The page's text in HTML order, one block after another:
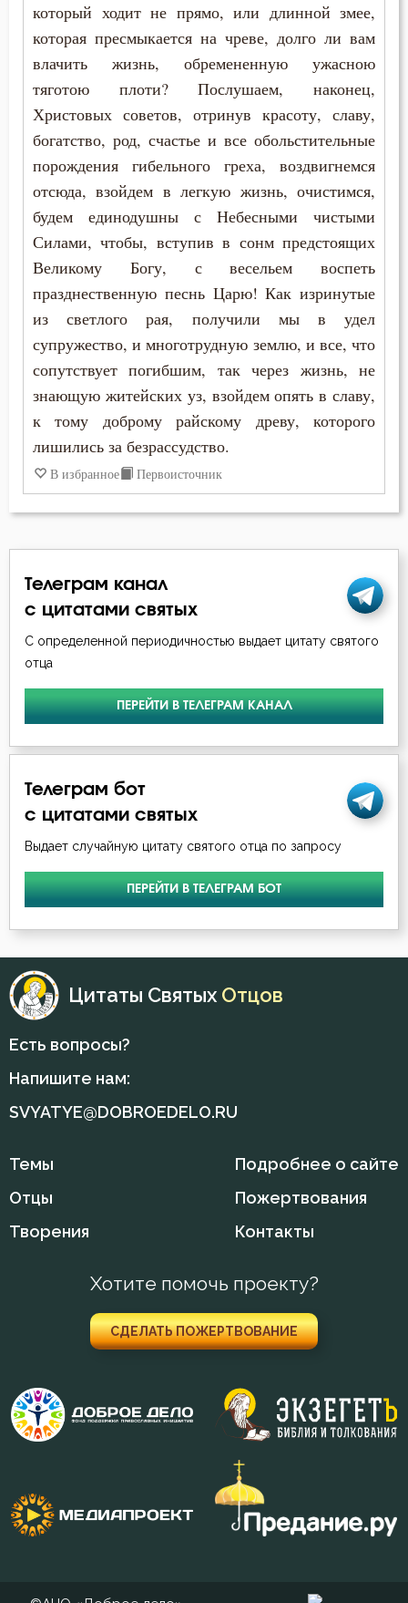
Любовь
Любомудрие
Месть
Милостыня
Мир
Молитва
Молчание
Монастырь
Монах
Мученичество
Надежда
Наслаждение
Насмешка
Ненависть
Обида
Оскорбление
Очищение
Падение
Память
Печаль по Богу
Плоть
Подвиг
Подвижничество
Подготовка к смерти
Познание себя
Помощь Божия
Пост
Прелюбодеяние
который ходит не прямо, или длинной змее,
которая пресмыкается на чреве, долго ли вам
влачить жизнь, обремененную ужасною
тяготою плоти? Послушаем, наконец,
Христовых советов, отринув красоту, славу,
богатство, род, счастье и все обольстительные
порождения гибельного греха, воздвигнемся
отсюда, взойдем в легкую жизнь, очистимся,
будем единодушны с Небесными чистыми
Силами, чтобы, вступив в сонм предстоящих
Великому Богу, с весельем воспеть
празднественную песнь Царю! Как изринутые
из светлого рая, получили мы в удел
супружество, и многотрудную землю, и все, что
сопутствует погибшим, так через жизнь, не
знающую житейских уз, взойдем опять в славу,
к тому доброму райскому древу, которого
лишились за безрассудство.
В избранное Первоисточник
Телеграм канал
с цитатами святых
С определенной периодичностью выдает цитату святого
отца
ПЕРЕЙТИ В ТЕЛЕГРАМ КАНАЛ
Телеграм бот
с цитатами святых
Выдает случайную цитату святого отца по запросу
ПЕРЕЙТИ В ТЕЛЕГРАМ БОТ
Цитаты Святых Отцов
Есть вопросы?
Напишите нам:
SVYATYE@DOBROEDELO.RU
Темы
Отцы
Творения
Подробнее о сайте
Пожертвования
Контакты
Хотите помочь проекту?
СДЕЛАТЬ ПОЖЕРТВОВАНИЕ